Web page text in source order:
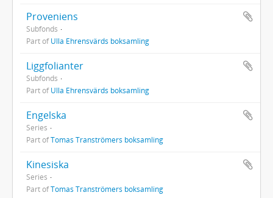
Proveniens
Subfonds
Part ofUlla Ehrensvärds boksamling
Liggfolianter
Subfonds
Part ofUlla Ehrensvärds boksamling
Engelska
Series
Part ofTomas Tranströmers boksamling
Kinesiska
Series
Part ofTomas Tranströmers boksamling